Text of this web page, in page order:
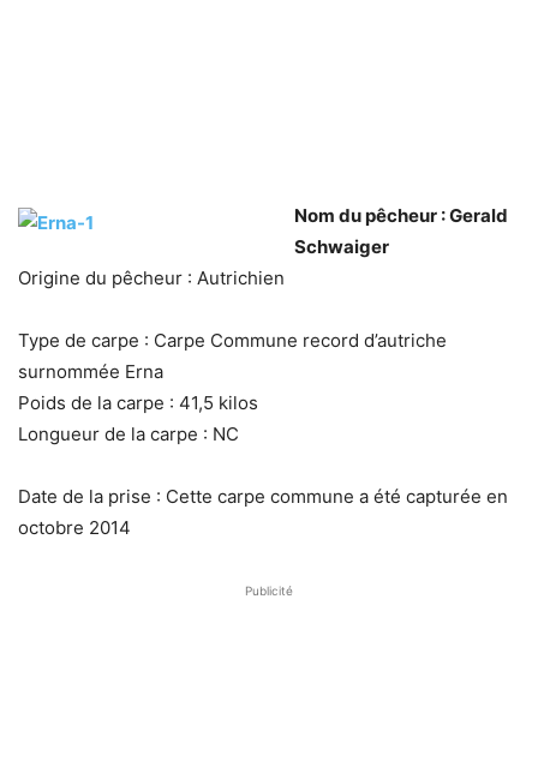
Nom du pêcheur : Gerald
Schwaiger
Origine du pêcheur : Autrichien
Type de carpe : Carpe Commune record d’autriche
surnommée Erna
Poids de la carpe : 41,5 kilos
Longueur de la carpe : NC
Date de la prise : Cette carpe commune a été capturée en
octobre 2014
Publicité